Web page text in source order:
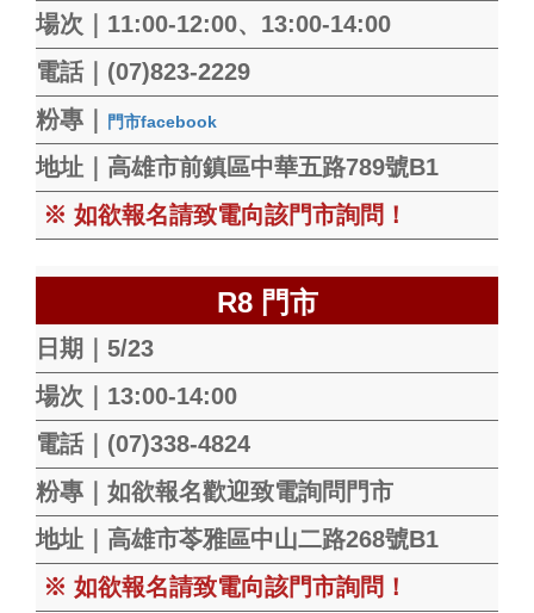
場次｜11:00-12:00、13:00-14:00
電話｜(07)823-2229
粉專｜
門市facebook
地址｜高雄市前鎮區中華五路789號B1
※ 如欲報名請致電向該門市詢問！
R8 門市
日期｜5/23
場次｜13:00-14:00
電話｜(07)338-4824
粉專｜如欲報名歡迎致電詢問門市
地址｜高雄市苓雅區中山二路268號B1
※ 如欲報名請致電向該門市詢問！